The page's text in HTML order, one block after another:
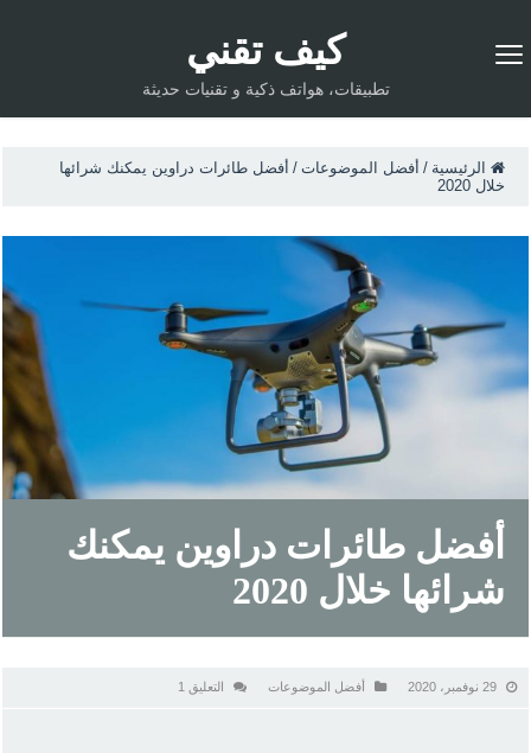
كيف تقني
تطبيقات، هواتف ذكية و تقنيات حديثة
الرئيسية / أفضل الموضوعات / أفضل طائرات دراوين يمكنك شرائها
خلال 2020
أفضل طائرات دراوين يمكنك
شرائها خلال 2020
29 نوفمبر، 2020 أفضل الموضوعات التعليق 1